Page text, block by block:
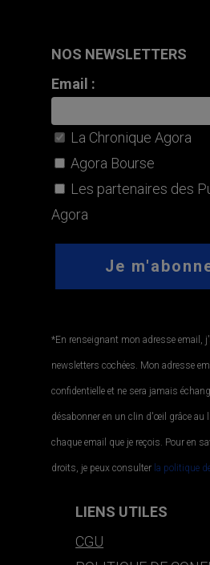
NOS NEWSLETTERS
Email :
La Chronique Agora
Agora Bourse
Les partenaires des
Agora
*En renseignant mon adresse email,
newsletters cochées. Mon adresse
confidentielle et ne sera jamais
désabonner en un clin d'œil grâce au
chaque email que je reçois. Pour en
droits, je peux consulter la politique
LIENS UTILES
CGU